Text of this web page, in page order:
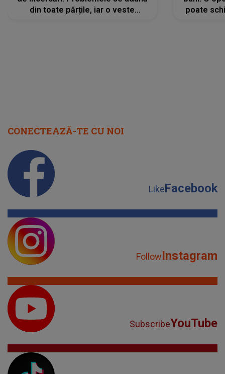
din toate părțile, iar o veste
poate
CONECTEAZĂ-TE CU NOI
LikeFacebook
FollowInstagram
SubscribeYouTube